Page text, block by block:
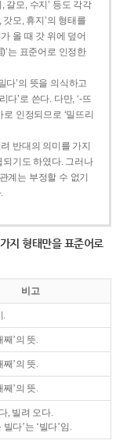
갈모, 수지’ 등도 각각
모, 휴지’의 형태를
올 때 갓 위에 덮어
는 표준어로 인정한
다’의 뜻을 의식하고
다’로 쓴다. 다만, ‘-뜨
인정되므로 ‘밀뜨리
반대의 의미를 가지
되기도 하였다. 그러나
계는 부정할 수 없기
지 형태만을 표준어로
비고
.
째’의 뜻.
째’의 뜻.
째’의 뜻.
, 빌려 오다.
빌다’는 ‘빌다’임.